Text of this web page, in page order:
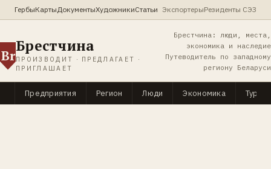
ГербыКартыДокументыХудожникиСтатьи ЭкспортерыРезиденты СЭЗ
Br
Брестчина
ПРОИЗВОДИТ · ПРЕДЛАГАЕТ ·
ПРИГЛАШАЕТ
Брестчина: люди, места,
экономика и наследие
Путеводитель по западному
региону Беларуси
Предприятия Регион Люди Экономика